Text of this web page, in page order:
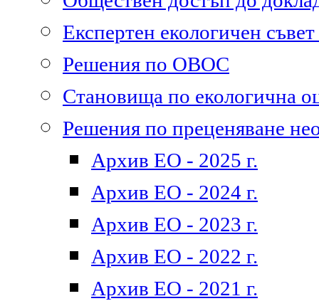
Експертен екологичен
Решения по ОВОС
Становища по екологична
Решения по преценяване
Архив ЕО - 2025 г.
Архив ЕО - 2024 г.
Архив ЕО - 2023 г.
Архив ЕО - 2022 г.
Архив ЕО - 2021 г.